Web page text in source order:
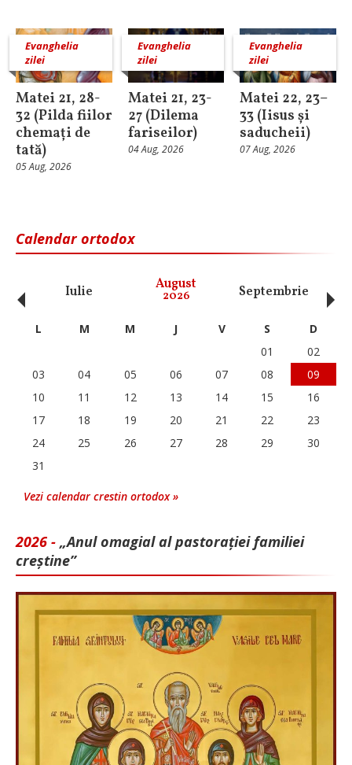
Evanghelia
zilei
Matei 21, 28-
32 (Pilda fiilor
chemați de
tată)
05 Aug, 2026
Evanghelia
zilei
Matei 21, 23-
27 (Dilema
fariseilor)
04 Aug, 2026
Evanghelia
zilei
Matei 22, 23–
33 (Iisus și
saducheii)
07 Aug, 2026
Calendar ortodox
Iulie August
2026 Septembrie
‹ L M M J V S
D
01
02
03
04 05 06 07 08
09
10
11 12 13 14 15
16
17
18 19 20 21 22
23
24
25 26 27 28 29
30
31
Vezi calendar crestin ortodox »
2026 - „Anul omagial al pastorației familiei
creștine”